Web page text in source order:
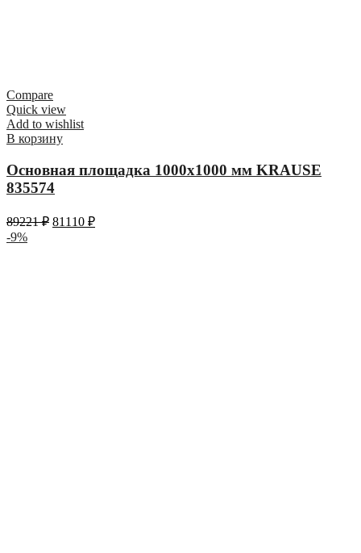
Compare
Quick view
Add to wishlist
В корзину
Основная площадка 1000х1000 мм KRAUSE
835574
89221₽ 81110 ₽
-9%